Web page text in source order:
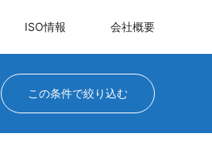
ISO情報 会社概要